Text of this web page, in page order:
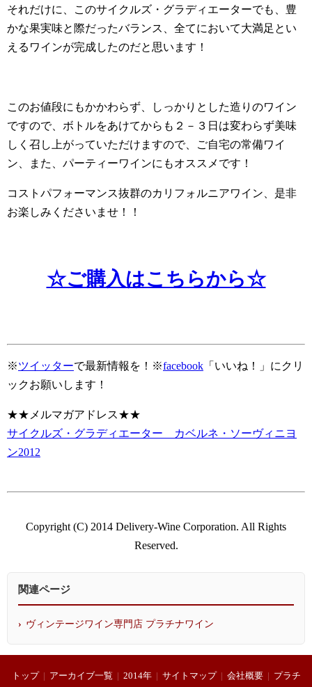
それだけに、このサイクルズ・グラディエーターでも、豊
かな果実味と際だったバランス、全てにおいて大満足とい
えるワインが完成したのだと思います！
このお値段にもかかわらず、しっかりとした造りのワイン
ですので、ボトルをあけてからも２－３日は変わらず美味
しく召し上がっていただけますので、ご自宅の常備ワイ
ン、また、パーティーワインにもオススメです！
コストパフォーマンス抜群のカリフォルニアワイン、是非
お楽しみくださいませ！！
☆ご購入はこちらから☆
※ツイッターで最新情報を！※facebook 「いいね！」にクリ
ックお願いします！
★★メルマガアドレス★★
サイクルズ・グラディエーター カベルネ・ソーヴィニヨ
ン2012
Copyright (C) 2014 Delivery-Wine Corporation. All Rights
Reserved.
関連ページ
ヴィンテージワイン専門店 プラチナワイン
トップ | アーカイブ一覧 | 2014年 | サイトマップ | 会社概要 | プラチ